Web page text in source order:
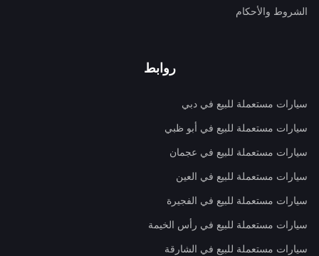
الشروط والأحكام
روابط
سيارات مستعملة للبيع في دبي
سيارات مستعملة للبيع في أبو ظبي
سيارات مستعملة للبيع في عجمان
سيارات مستعملة للبيع في العين
سيارات مستعملة للبيع في الفجيرة
سيارات مستعملة للبيع في رأس الخيمة
سيارات مستعملة للبيع في الشارقة